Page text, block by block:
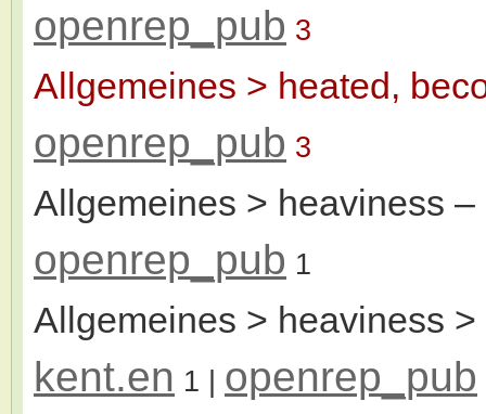
openrep_pub 3
Allgemeines > heated,
openrep_pub 3
Allgemeines > heaviness
openrep_pub 1
Allgemeines > heaviness
kent.en 1 | openrep_pub